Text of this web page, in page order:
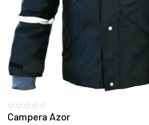
Campera Azor